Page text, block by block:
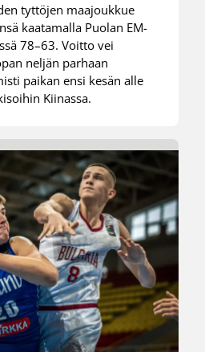
tyttöjen maajoukkue
kaatamalla Puolan EM-
78–63. Voitto vei
neljän parhaan
paikan ensi kesän alle
Kiinassa.